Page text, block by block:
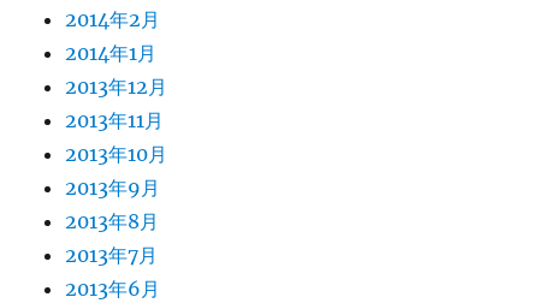
2014年2月
2014年1月
2013年12月
2013年11月
2013年10月
2013年9月
2013年8月
2013年7月
2013年6月